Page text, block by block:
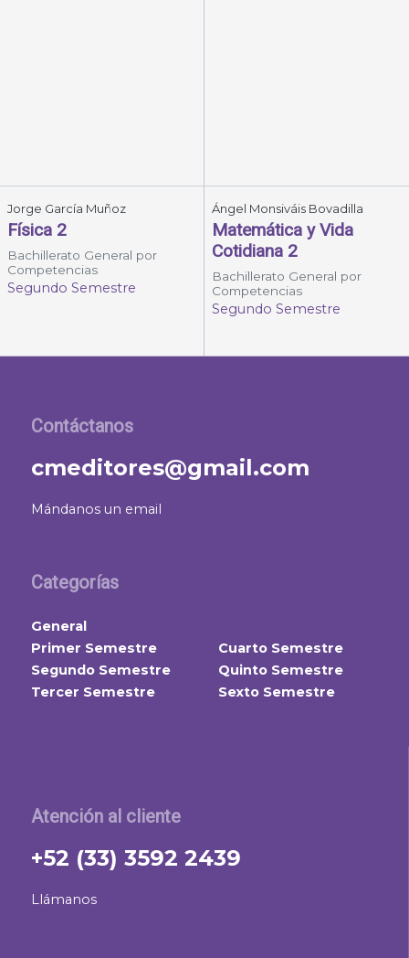
Jorge García Muñoz
Física 2
Bachillerato General por
Competencias
Segundo Semestre
Ángel Monsiváis Bovadilla
Matemática y Vida
Cotidiana 2
Bachillerato General por
Competencias
Segundo Semestre
Atención al cliente
+52 (33) 3592 2439
Llámanos
Contáctanos
cmeditores@gmail.com
Mándanos un email
Categorías
General
Primer Semestre
Segundo Semestre
Tercer Semestre
Cuarto Semestre
Quinto Semestre
Sexto Semestre